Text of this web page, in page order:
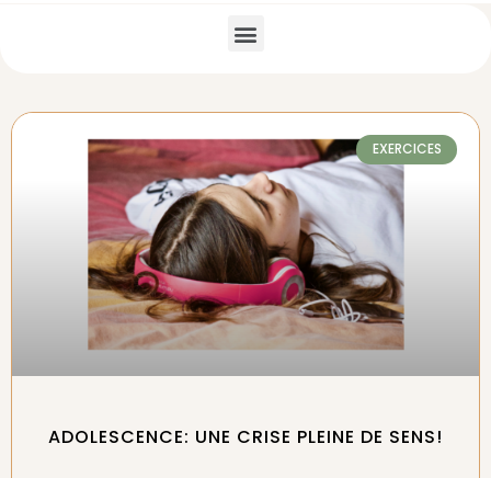
EXERCICES
ADOLESCENCE: UNE CRISE PLEINE DE SENS!